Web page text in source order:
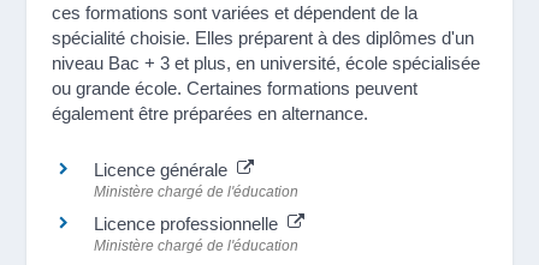
ces formations sont variées et dépendent de la
spécialité choisie. Elles préparent à des diplômes d'un
niveau Bac + 3 et plus, en université, école spécialisée
ou grande école. Certaines formations peuvent
également être préparées en alternance.
Licence générale
Ministère chargé de l'éducation
Licence professionnelle
Ministère chargé de l'éducation